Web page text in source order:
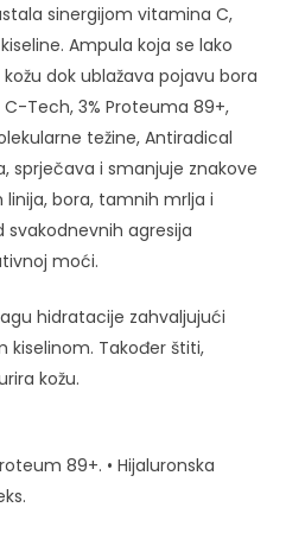
sinergijom vitamina C,
Ampula koja se lako
dok ublažava pojavu bora
Tech, 3% Proteuma 89+,
težine, Antiradical
sprječava i smanjuje znakove
bora, tamnih mrlja i
svakodnevnih agresija
moći.
hidratacije zahvaljujući
kiselinom. Također štiti,
kožu.
89+. • Hijaluronska